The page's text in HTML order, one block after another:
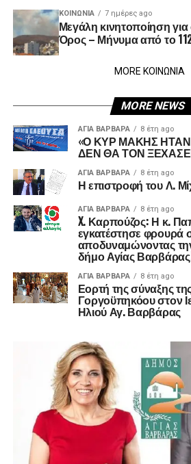
ΚΟΙΝΩΝΊΑ 7 ημέρες ago
Μεγάλη κινητοποίηση
Όρος – Μήνυμα από το
MORE ΚΟΙΝΩΝΙΑ
MORE NEWS
ΑΓΙΑ ΒΑΡΒΑΡΑ 8 έτη ago
«Ο ΚΥΡ ΜΑΚΗΣ
ΔΕΝ ΘΑ ΤΟΝ
ΑΓΙΑ ΒΑΡΒΑΡΑ 8 έτη ago
Η επιστροφή του Λ.
ΑΓΙΑ ΒΑΡΒΑΡΑ 8 έτη ago
X. Καρπούζος: Η κ.
εγκατέστησε φρουρά
αποδυναμώνοντας
δήμο Αγίας
ΑΓΙΑ ΒΑΡΒΑΡΑ 8 έτη ago
Εορτή της σύναξης
Γοργοϋπηκόου στον
Ηλιού Αγ. Βαρβάρας